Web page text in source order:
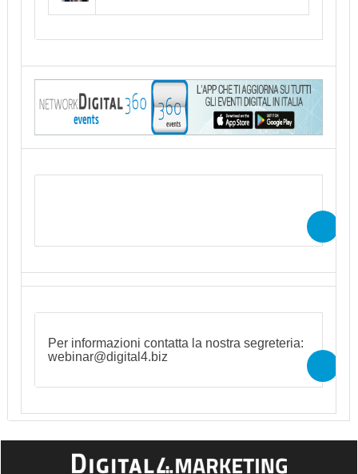
Per informazioni contatta la nostra segreteria:
webinar@digital4.biz